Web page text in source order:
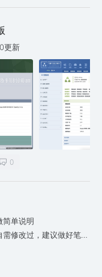
更新
0
简单说明
修改过，建议做好笔
切记！